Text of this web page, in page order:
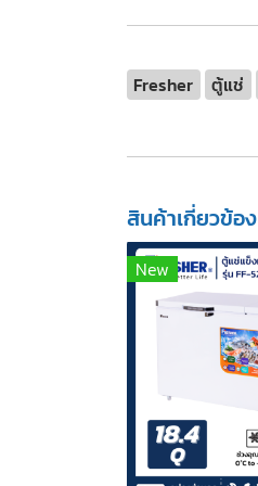
Fresher ตู้แช่
สินค้าเกี่ยวข้อง
New